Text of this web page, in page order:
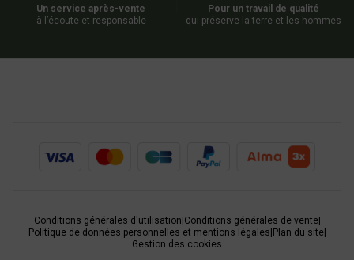
Un service après-vente
à l’écoute et responsable
Pour un travail de qualité
qui préserve la terre et les hommes
Conditions générales d'utilisation Conditions générales de vente|
Politique de données personnelles et mentions légales Plan du site|
Gestion des cookies